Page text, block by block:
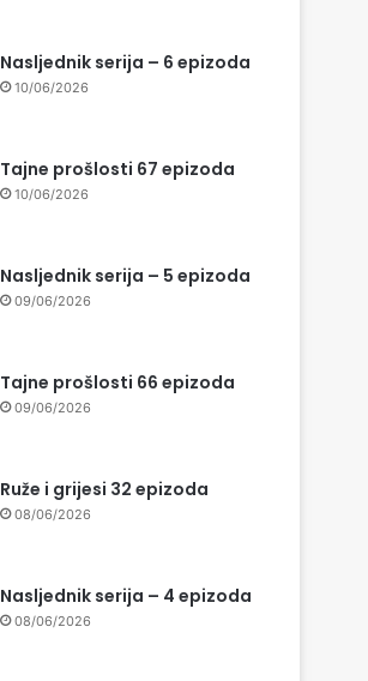
Nasljednik serija – 6 epizoda
10/06/2026
Tajne prošlosti 67 epizoda
10/06/2026
Nasljednik serija – 5 epizoda
09/06/2026
Tajne prošlosti 66 epizoda
09/06/2026
Ruže i grijesi 32 epizoda
08/06/2026
Nasljednik serija – 4 epizoda
08/06/2026